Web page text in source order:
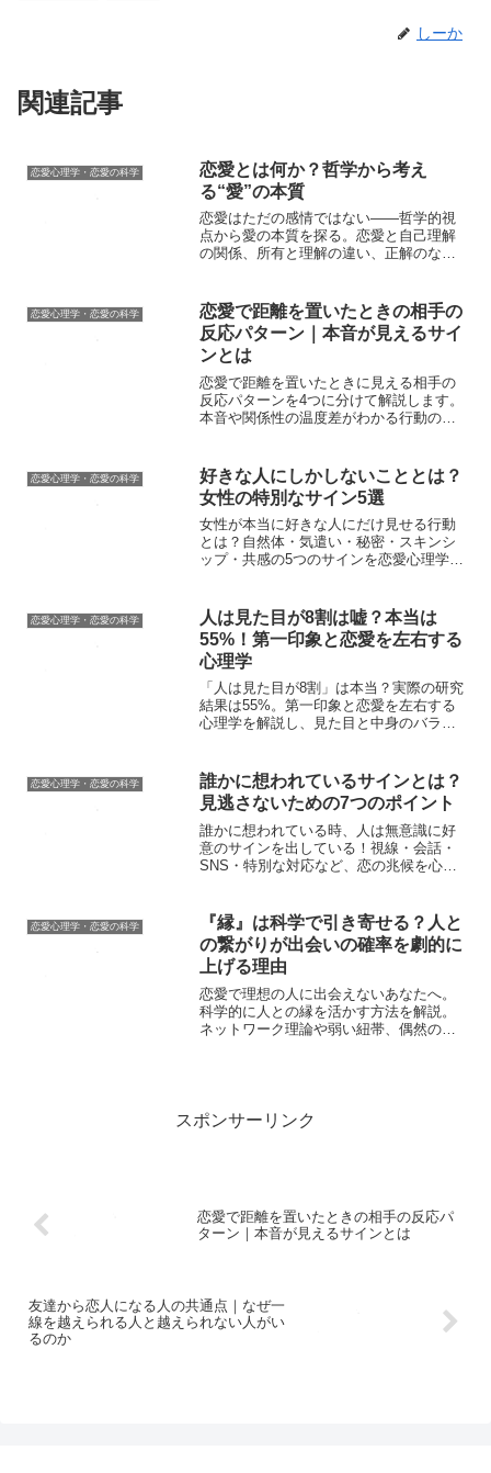
しーか
関連記事
恋愛心理学・恋愛の科学
恋愛とは何か？哲学から考え
る“愛”の本質
恋愛はただの感情ではない——哲学的視
点から愛の本質を探る。恋愛と自己理解
の関係、所有と理解の違い、正解のない
恋愛心理学・恋愛の科学
恋愛で距離を置いたときの相手の
反応パターン｜本音が見えるサイ
ンとは
恋愛で距離を置いたときに見える相手の
反応パターンを4つに分けて解説します。
本音や関係性の温度差がわかる行動の違
恋愛心理学・恋愛の科学
好きな人にしかしないこととは？
女性の特別なサイン5選
女性が本当に好きな人にだけ見せる行動
とは？自然体・気遣い・秘密・スキンシ
ップ・共感の5つのサインを恋愛心理学の
恋愛心理学・恋愛の科学
人は見た目が8割は嘘？本当は
55%！第一印象と恋愛を左右する
心理学
「人は見た目が8割」は本当？実際の研究
結果は55%。第一印象と恋愛を左右する
心理学を解説し、見た目と中身のバラン
恋愛心理学・恋愛の科学
誰かに想われているサインとは？
見逃さないための7つのポイント
誰かに想われている時、人は無意識に好
意のサインを出している！視線・会話・
SNS・特別な対応など、恋の兆候を心理
恋愛心理学・恋愛の科学
『縁』は科学で引き寄せる？人と
の繋がりが出会いの確率を劇的に
上げる理由
恋愛で理想の人に出会えないあなたへ。
科学的に人との縁を活かす方法を解説。
ネットワーク理論や弱い紐帯、偶然のチ
スポンサーリンク
恋愛で距離を置いたときの相手の反応パ
ターン｜本音が見えるサインとは
友達から恋人になる人の共通点｜なぜ一
線を越えられる人と越えられない人がい
るのか